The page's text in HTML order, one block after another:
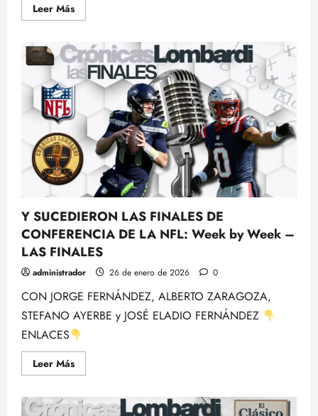
Leer MásLeer
más
LAS
FINALES
DE
CONFERENCIA
EN
y
McCARTHY
a
PITTSBURGH,
Con
Rubén
Ibeas
Y SUCEDIERON LAS FINALES DE
CONFERENCIA DE LA NFL: Week by Week –
LAS FINALES
administrador 26 de enero de 2026 0
CON JORGE FERNÁNDEZ, ALBERTO ZARAGOZA,
STEFANO AYERBE y JOSÉ ELADIO FERNÁNDEZ
ENLACES
Leer MásLeer
más
Y
SUCEDIERON